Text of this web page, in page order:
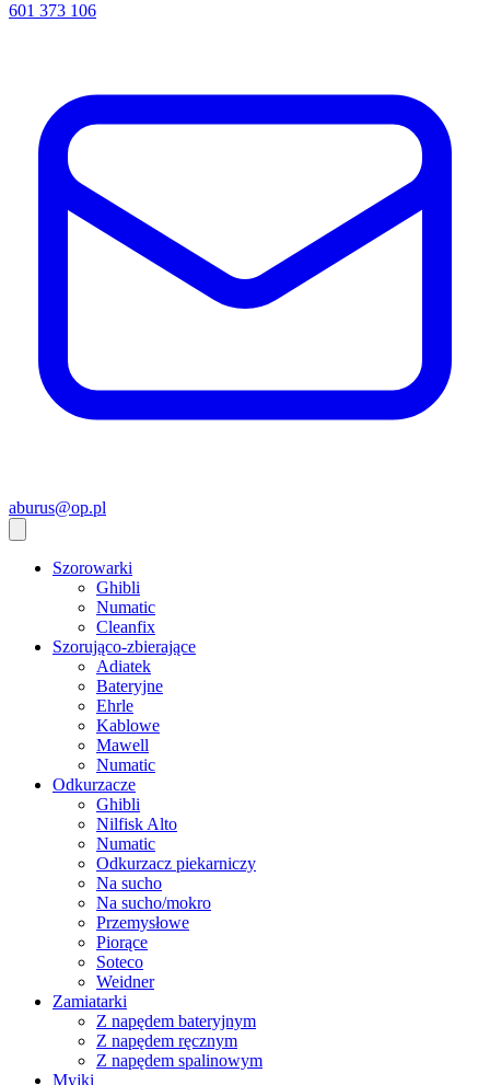
601 373 106
aburus@op.pl
Szorowarki
Ghibli
Numatic
Cleanfix
Szorująco-zbierające
Adiatek
Bateryjne
Ehrle
Kablowe
Mawell
Numatic
Odkurzacze
Ghibli
Nilfisk Alto
Numatic
Odkurzacz piekarniczy
Na sucho
Na sucho/mokro
Przemysłowe
Piorące
Soteco
Weidner
Zamiatarki
Z napędem bateryjnym
Z napędem ręcznym
Z napędem spalinowym
Myjki